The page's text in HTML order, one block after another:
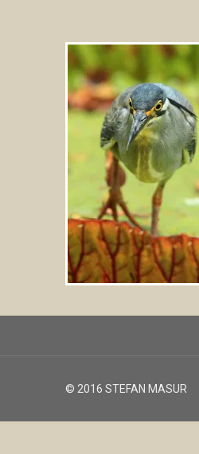
© 2016 STEFAN MASUR